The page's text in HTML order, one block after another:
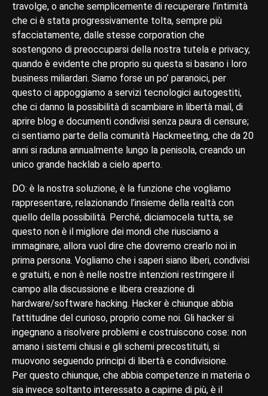
travolge, o anche semplicemente di recuperare l’intimità
che ci è stata progressivamente tolta, sempre più
sfacciatamente, dalle stesse corporation che
sostengono di preoccuparsi della nostra tutela e privacy,
quando è evidente che proprio su questa si basano i loro
business miliardari. Siamo forse un po’ paranoici, per
questo ci appoggiamo a servizi tecnologici autogestiti,
che ci danno la possibilità di scambiare in libertà mail, di
aprire blog e documenti condivisi senza paura di censure;
ci sentiamo parte della comunità Hackmeeting, che da 20
anni si raduna annualmente lungo la penisola, creando un
unico grande hacklab a cielo aperto.
DO: è la nostra soluzione, è la funzione che vogliamo
rappresentare, relazionando l’insieme della realtà con
quello della possibilità. Perché, diciamocela tutta, se
questo non è il migliore dei mondi che riusciamo a
immaginare, allora vuol dire che dovremo crearlo noi in
prima persona. Vogliamo che i saperi siano liberi, condivisi
e gratuiti, e non è nelle nostre intenzioni restringere il
campo alla discussione e libera creazione di
hardware/software hacking. Hacker è chiunque abbia
l’attitudine del curioso, proprio come noi. Gli hacker si
ingegnano a risolvere problemi e costruiscono cose: non
amano i sistemi chiusi e gli schemi precostituiti, si
muovono seguendo principi di libertà e condivisione.
Per questo chiunque, che abbia competenze in materia o
sia invece soltanto interessato a capirne di più, è il